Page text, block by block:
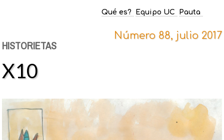
Qué es? Equipo UC Pauta
Número 88, julio 2017
HISTORIETAS
X10